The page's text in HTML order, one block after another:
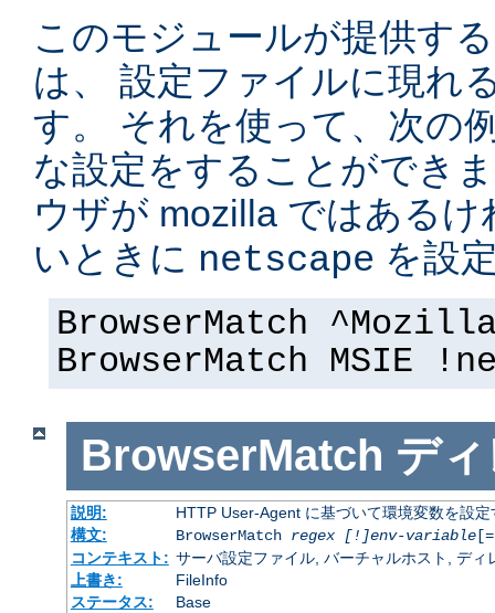
このモジュールが提供す
は、 設定ファイルに現れ
す。 それを使って、次の
な設定をすることができ
ウザが mozilla ではある
いときに netscape を設
BrowserMatch
BrowserMatch MSIE
BrowserMatch デ
説明:
HTTP User-Agent に基づいて環境変数を設定
構文:
BrowserMatch regex [!]env-variable[=
コンテキスト: サーバ設定ファイル, バーチャルホスト, ディ
上書き:
FileInfo
ステータス:
Base